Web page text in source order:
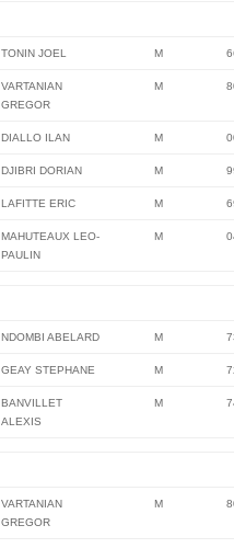
TONIN JOEL M
VARTANIAN
GREGOR
M
DIALLO ILAN M
DJIBRI DORIAN M
LAFITTE ERIC M
MAHUTEAUX LEO-
PAULIN
M
NDOMBI ABELARD M
GEAY STEPHANE M
BANVILLET
ALEXIS
M
VARTANIAN
GREGOR
M